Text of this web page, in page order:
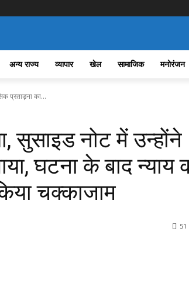
अन्य राज्य व्यापार खेल सामाजिक मनोरंजन
प्रताड़ना का...
सुसाइड नोट में उन्होंने
घटना के बाद न्याय
चक्काजाम
51